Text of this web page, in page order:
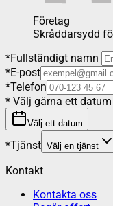
Företag
Skråddarsydd
*Fullständigt namn
*E-post
*Telefon
* Välj gärna ett
Välj ett datum
*Tjänst Välj en tjänst
Kontakt
Kontakta oss